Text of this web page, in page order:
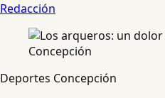
Redacción
Deportes Concepción